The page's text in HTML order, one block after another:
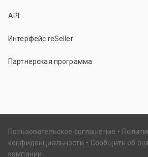
API
Интерфейс reSeller
Партнерская программа
Пользовательское соглашение
конфиденциальности
Сообщить об
компании